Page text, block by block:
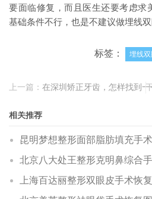
要面临修复，而且医生还要考虑求
基础条件不行，也是不建议做埋线
标签： 埋线双
上一篇： 在深圳矫正牙齿，怎样找到
相关推荐
昆明梦想整形面部脂肪填充手
北京八大处王整形克明鼻综合
上海百达丽整形双眼皮手术恢